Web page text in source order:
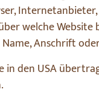
welche
Anschrift
in den USA